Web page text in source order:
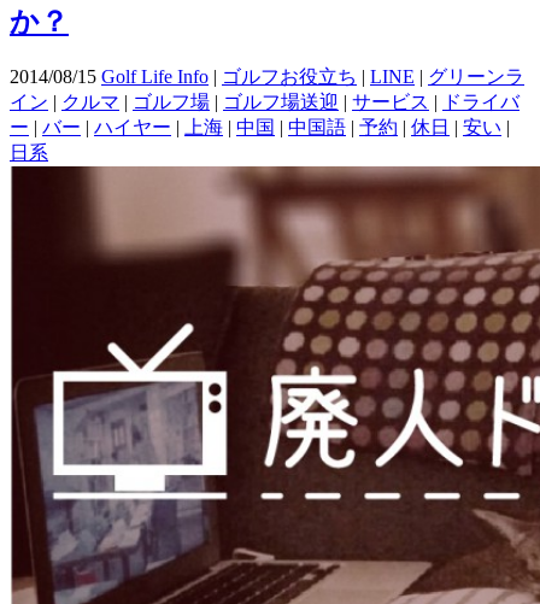
か？
2014/08/15 Golf Life Info | ゴルフお役立ち | LINE | グリーンラ
イン | クルマ | ゴルフ場 | ゴルフ場送迎 | サービス | ドライバ
ー | バー | ハイヤー | 上海 | 中国 | 中国語 | 予約 | 休日 | 安い |
日系